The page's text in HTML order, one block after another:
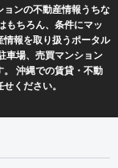
ンの不動産情報うちな
もちろん、条件にマッ
報を取り扱うポータル
車場、売買マンション
沖縄での賃貸・不動
ください。